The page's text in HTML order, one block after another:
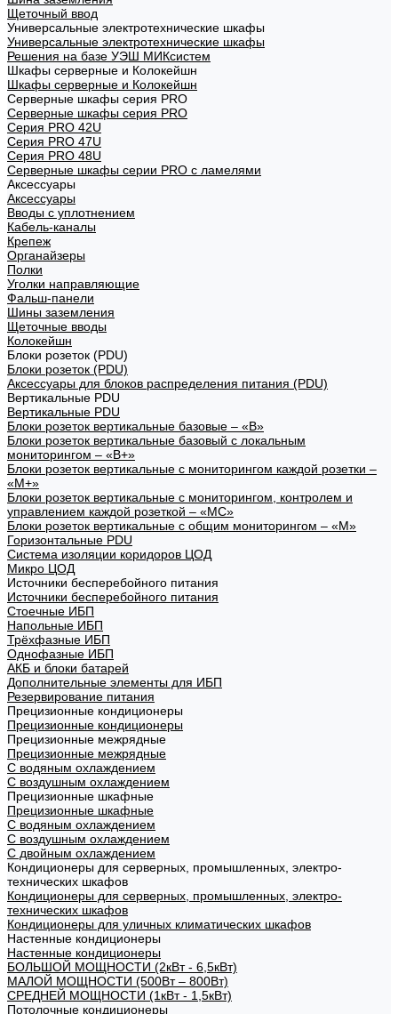
Щеточный ввод
Универсальные электротехнические шкафы
Универсальные электротехнические шкафы
Решения на базе УЭШ МИКсистем
Шкафы серверные и Колокейшн
Шкафы серверные и Колокейшн
Серверные шкафы серия PRO
Серверные шкафы серия PRO
Серия PRO 42U
Серия PRO 47U
Серия PRO 48U
Серверные шкафы серии PRO с ламелями
Аксессуары
Аксессуары
Вводы с уплотнением
Кабель-каналы
Крепеж
Органайзеры
Полки
Уголки направляющие
Фальш-панели
Шины заземления
Щеточные вводы
Колокейшн
Блоки розеток (PDU)
Блоки розеток (PDU)
Аксессуары для блоков распределения питания (PDU)
Вертикальные PDU
Вертикальные PDU
Блоки розеток вертикальные базовые – «В»
Блоки розеток вертикальные базовый с локальным
мониторингом – «В+»
Блоки розеток вертикальные с мониторингом каждой розетки –
«М+»
Блоки розеток вертикальные с мониторингом, контролем и
управлением каждой розеткой – «МС»
Блоки розеток вертикальные с общим мониторингом – «М»
Горизонтальные PDU
Система изоляции коридоров ЦОД
Микро ЦОД
Источники бесперебойного питания
Источники бесперебойного питания
Стоечные ИБП
Напольные ИБП
Трёхфазные ИБП
Однофазные ИБП
АКБ и блоки батарей
Дополнительные элементы для ИБП
Резервирование питания
Прецизионные кондиционеры
Прецизионные кондиционеры
Прецизионные межрядные
Прецизионные межрядные
С водяным охлаждением
С воздушным охлаждением
Прецизионные шкафные
Прецизионные шкафные
С водяным охлаждением
С воздушным охлаждением
С двойным охлаждением
Кондиционеры для серверных, промышленных, электро-
технических шкафов
Кондиционеры для серверных, промышленных, электро-
технических шкафов
Кондиционеры для уличных климатических шкафов
Настенные кондиционеры
Настенные кондиционеры
БОЛЬШОЙ МОЩНОСТИ (2кВт - 6,5кВт)
МАЛОЙ МОЩНОСТИ (500Вт – 800Вт)
СРЕДНЕЙ МОЩНОСТИ (1кВт - 1,5кВт)
Потолочные кондиционеры